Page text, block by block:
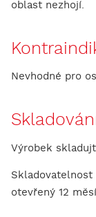
oblast nezhojí.
Nevhodné pro
Výrobek
otevřený 12